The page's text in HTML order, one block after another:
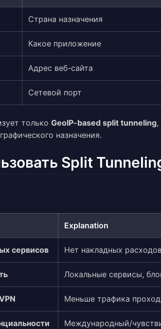
Страна назначения
Какое приложение
Адрес веб-сайта
Сетевой порт
только GeoIP-based split tunneling,
назначения.
Split
Explanation
сервисов Нет накладных
Локальные сервисы,
Меньше трафика
Международный/